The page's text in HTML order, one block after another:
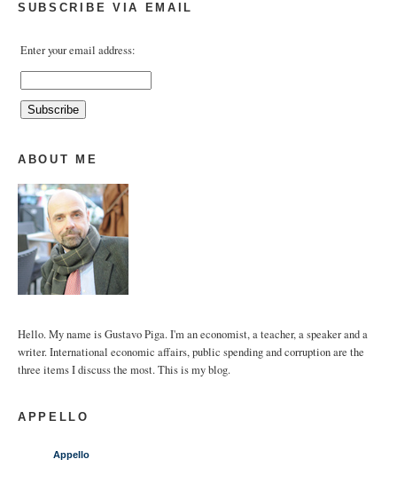
SUBSCRIBE VIA EMAIL
Enter your email address:
ABOUT ME
Hello. My name is Gustavo Piga. I'm an economist, a teacher, a speaker and a
writer. International economic affairs, public spending and corruption are the
three items I discuss the most. This is my blog.
APPELLO
Appello